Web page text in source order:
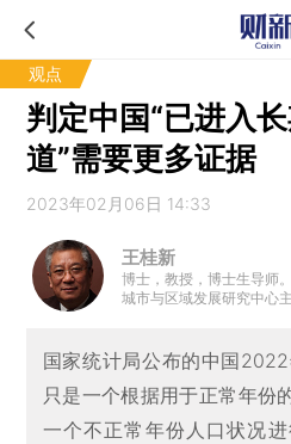
观点
判定中国“已进入
道”需要更多证据
2023年02月06日 14:33
王桂新
博士，教授，博士生导师
城市与区域发展研究中心
国家统计局公布的中国
只是一个根据用于正常年份
一个不正常年份人口状况